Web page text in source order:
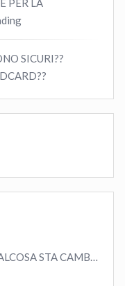
PER LA
SICURI??
BITCOIN, CRYPTO: QUALCOSA STA CAMBIANDO? (ASCOLTA…)